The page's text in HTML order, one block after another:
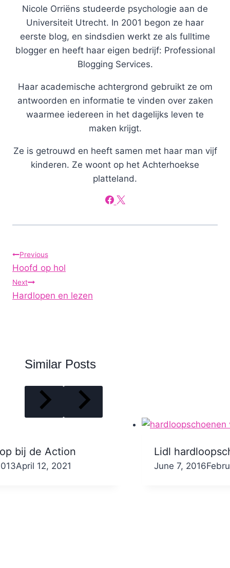
Nicole Orriëns studeerde psychologie aan de
Universiteit Utrecht. In 2001 begon ze haar
eerste blog, en sindsdien werkt ze als fulltime
blogger en heeft haar eigen bedrijf: Professional
Blogging Services.
Haar academische achtergrond gebruikt ze om
antwoorden en informatie te vinden over zaken
waarmee iedereen in het dagelijks leven te
maken krijgt.
Ze is getrouwd en heeft samen met haar man vijf
kinderen. Ze woont op het Achterhoekse
platteland.
Post
navigation
Previous
Hoofd op hol
Next
Hardlopen en lezen
Similar Posts
bij de Action
April 12, 2021
Lidl
ByNicole
June 7, 2016